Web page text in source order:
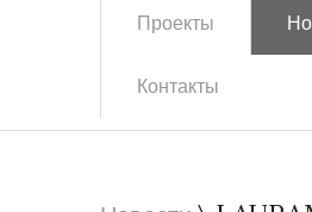
Проекты
Контакты